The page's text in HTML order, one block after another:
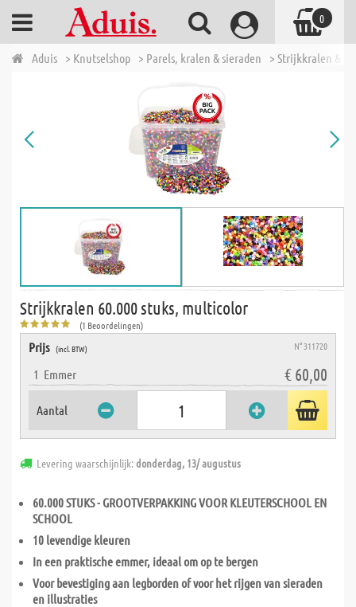
Aduis > Knutselshop > Parels, kralen & sieraden > Strijkkralen &
Strijkkralen 60.000 stuks, multicolor
(1 Beoordelingen)
Prijs (incl. BTW) N° 311720
1 Emmer € 60,00
Aantal
Levering waarschijnlijk:donderdag, 13/ augustus
60.000 STUKS - GROOTVERPAKKING VOOR KLEUTERSCHOOL EN
SCHOOL
10 levendige kleuren
In een praktische emmer, ideaal om op te bergen
Voor bevestiging aan legborden of voor het rijgen van sieraden
en illustraties
0